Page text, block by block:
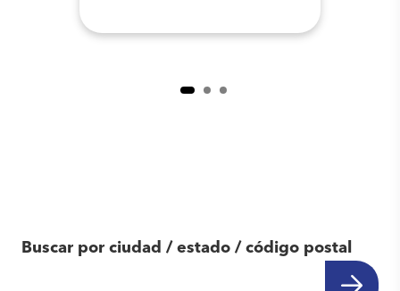
Buscar por ciudad / estado / código postal